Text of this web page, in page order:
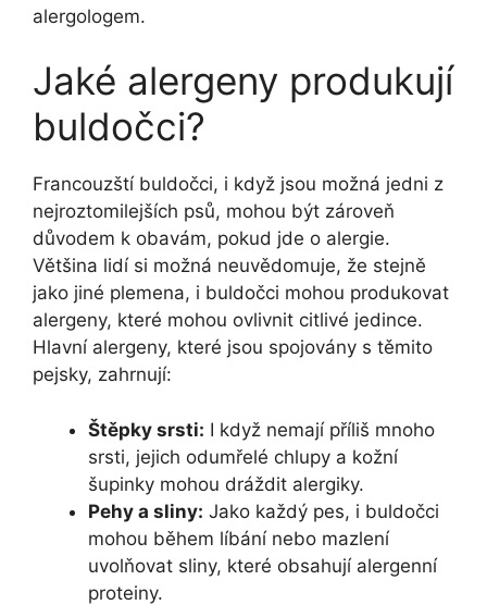
alergologem.
Jaké​ alergeny ⁣produkují‌
buldočci?
Francouzští​ buldočci, i když jsou možná jedni z
nejroztomilejších psů, mohou být zároveň
důvodem ‌k obavám, pokud jde o alergie.
Většina lidí si možná neuvědomuje,⁢ že stejně
jako jiné plemena, ⁤i buldočci mohou produkovat
alergeny, které mohou ⁢ovlivnit ​citlivé jedince.
Hlavní alergeny, které jsou spojovány s‌ těmito
pejsky,‌ zahrnují:
Štěpky srsti: I když nemají příliš mnoho
srsti, jejich odumřelé ‍chlupy​ a kožní
šupinky mohou dráždit alergiky.
Pehy a sliny: Jako každý pes, i buldočci
mohou⁢ během ​líbání nebo mazlení
uvolňovat sliny, které obsahují alergenní⁤
proteiny.